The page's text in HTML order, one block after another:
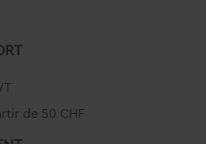
de 50 CHF